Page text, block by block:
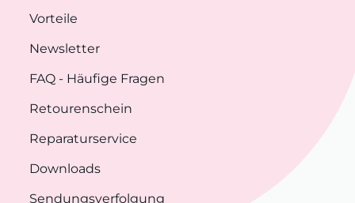
Vorteile
Newsletter
FAQ - Häufige Fragen
Retourenschein
Reparaturservice
Downloads
Sendungsverfolgung